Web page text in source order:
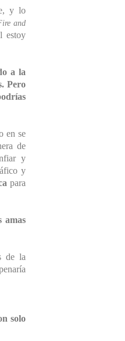
y lo
and
estoy
a la
Pero
en se
de
y
y
para
amas
de la
solo